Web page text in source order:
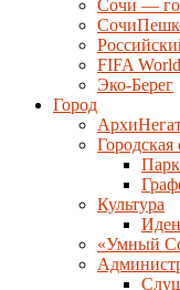
Сочи —
FIFA
Эко-Берег
Город
Городская
Культура
«Умный